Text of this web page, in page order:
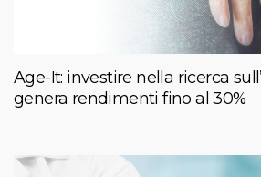
Age-It: investire nella ricerca
genera rendimenti fino al 30%